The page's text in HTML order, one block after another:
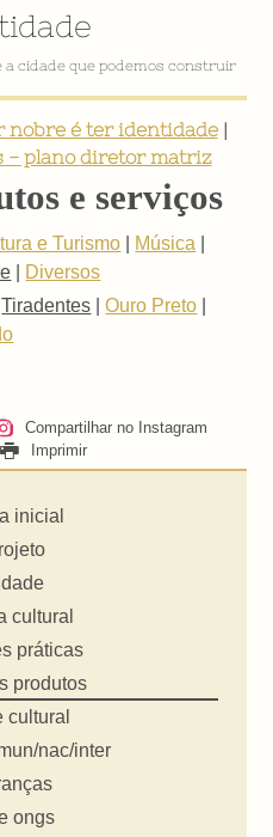
a cidade que podemos construir
nobre é ter identidade|
- plano diretor matriz
e serviços
e Turismo Música
Diversos
Tiradentes |Ouro Preto
Compartilhar no Instagram
Imprimir
inicial
cultural
práticas
produtos
cultural
nac/inter
ongs